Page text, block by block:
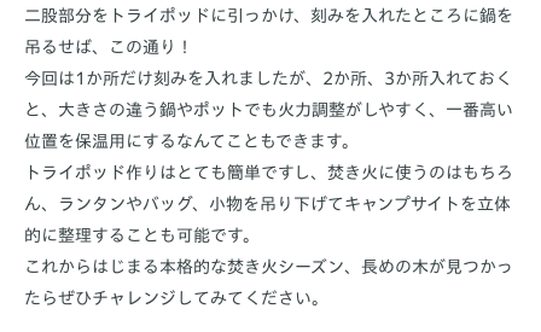
二股部分をトライポッドに引っかけ、刻みを入れたところに鍋を
吊るせば、この通り！
今回は1か所だけ刻みを入れましたが、2か所、3か所入れておく
と、大きさの違う鍋やポットでも火力調整がしやすく、一番高い
位置を保温用にするなんてこともできます。
トライポッド作りはとても簡単ですし、焚き火に使うのはもちろ
ん、ランタンやバッグ、小物を吊り下げてキャンプサイトを立体
的に整理することも可能です。
これからはじまる本格的な焚き火シーズン、長めの木が見つかっ
たらぜひチャレンジしてみてください。